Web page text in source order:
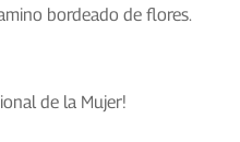
bordeado de flores.
de la Mujer!